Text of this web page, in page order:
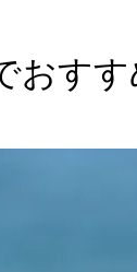
おすす